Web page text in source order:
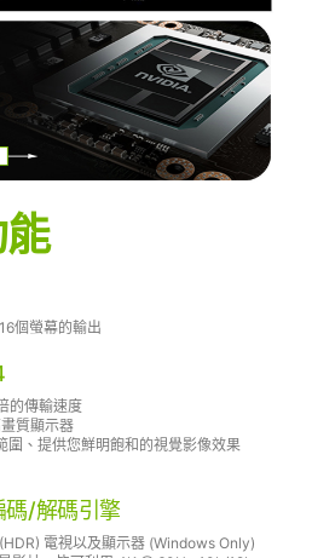
個螢幕的輸出
的傳輸速度
質顯示器
圍、提供您鮮明飽和的視覺影像效果
/解碼引擎
電視以及顯示器 (Windows Only)